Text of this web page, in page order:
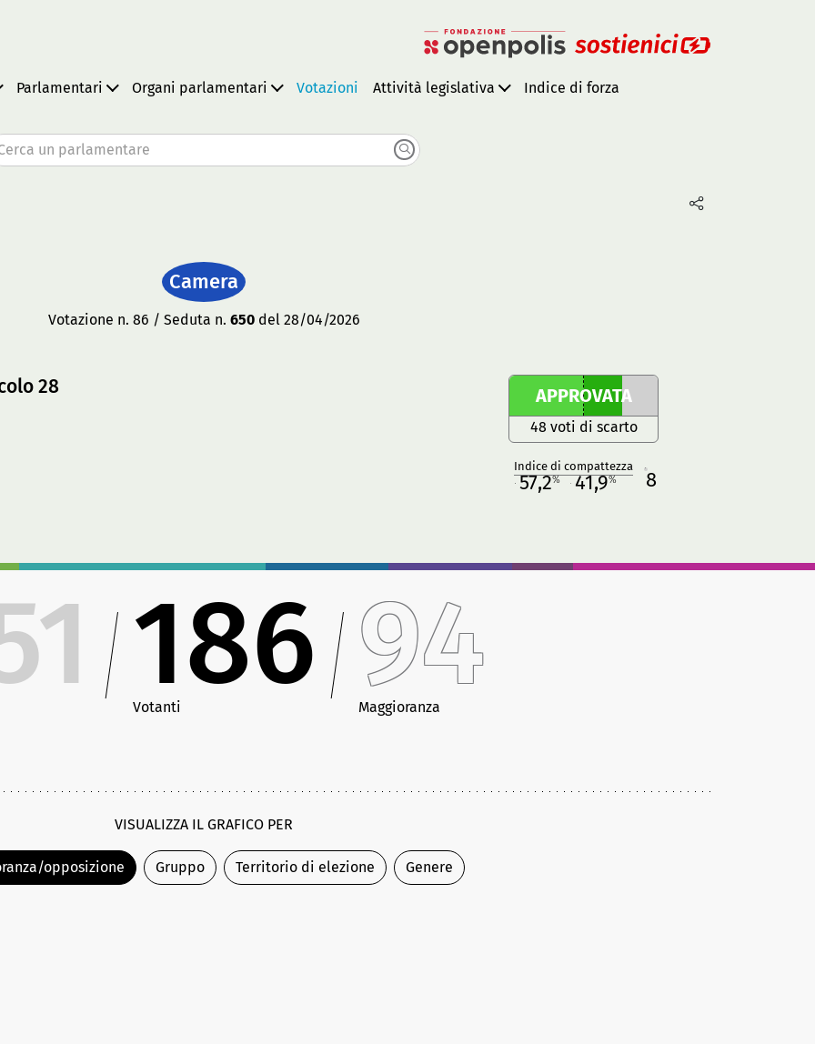
Parlamentari Organi parlamentari Votazioni Attività legislativa Indice di forza
un parlamentare
Camera
Votazione n. 86 / Seduta n. 650del 28/04/2026
28 APPROVATA
48 voti di scarto
Indice di compattezza
57,2% 41,9% 8
186
Votanti 94
Maggioranza
VISUALIZZA IL GRAFICO PER
opposizione Gruppo Territorio di elezione Genere